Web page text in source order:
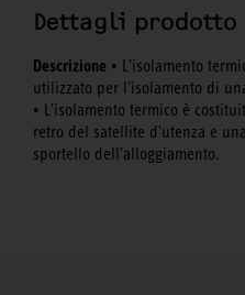
Dettagli prodotto
Descrizione • L'isolamento
utilizzato per l'isolamento di
• L'isolamento termico è
retro del satellite d'utenza e
sportello dell'alloggiamento.